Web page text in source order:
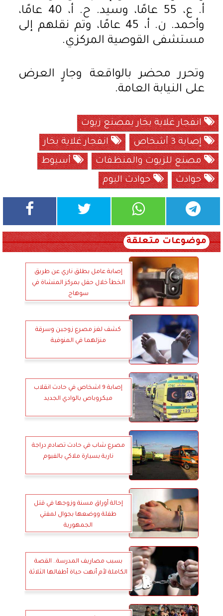
أ. ع، 55 عامًا، وسيد. ح. أ، 40 عامًا،
وأحمد. ن. أ، 45 عامًا، وتم نقلهم إلى
مستشفى القوصية المركزي.
وتحرر محضر بالواقعة وجارٍ العرض
على النيابة العامة.
انفجار غلاية بخار بمصنع زيوت
إصابة 3 أشخاص
انفجار غلاية بخار
مصنع للزيوت والمنظفات
أسيوط
حوادث
حوادث اليوم
موضوعات متعلقة
إصابة عامل بطلق ناري عن طريق
الخطأ خلال حفل بمركز المنشاة في
سوهاج
كشف لغز مصرع زوجين وسرقة
منزلهما في المنوفية
إصابة 9 اشخاص في حادث انقلاب
ميكروباص بالوادي الجديد
مصرع شاب في حادث تصادم دراجة
نارية بسيارة ملاكي بالفيوم
إحالة أوراق مسنة وزوجها في قتل
طفلة ووضعها بجوال لمفتي
الجمهورية
بسبب مصاريف المدرسة.. القصة
الكاملة لأم أنهت حياة أطفالها الثلاثة